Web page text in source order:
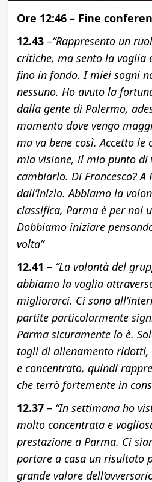
Ore 12:46 – Fine
12.43–“Rappresento un
critiche, ma sento la voglia
fino in fondo. I miei sogni
nessuno. Ho avuto la
dalla gente di Palermo,
momento dove vengo
ma va bene così. Accetto
mia visione, il mio punto di
cambiarlo. Di Francesco?
dall’inizio. Abbiamo la
classifica, Parma è per noi
Dobbiamo iniziare
volta”
12.41 – “La volontà del
abbiamo la voglia
migliorarci. Ci sono
partite particolarmente
Parma sicuramente lo è.
tagli di allenamento ridotti,
e concentrato, quindi
che terrò fortemente in
12.37– “In settimana ho
molto concentrata e
prestazione a Parma. Ci
portare a casa un risultato
grande valore